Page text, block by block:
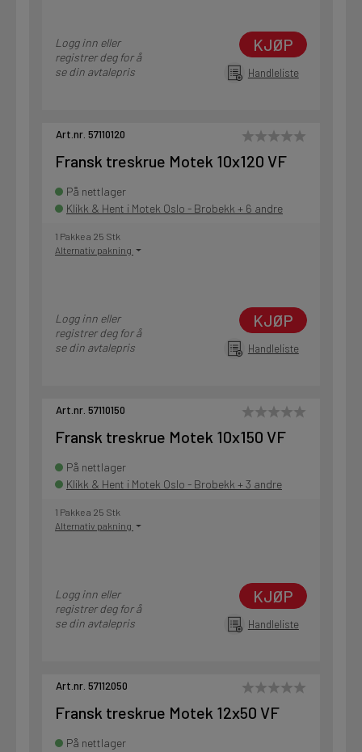
Logg inn eller
registrer deg for å
se din avtalepris
KJØP
Handleliste
Art.nr. 57110120
Fransk treskrue Motek 10x120 VF
På nettlager
Klikk & Hent i Motek Oslo - Brobekk + 6 andre
1 Pakke a 25 Stk
Alternativ pakning
Logg inn eller
registrer deg for å
se din avtalepris
KJØP
Handleliste
Art.nr. 57110150
Fransk treskrue Motek 10x150 VF
På nettlager
Klikk & Hent i Motek Oslo - Brobekk + 3 andre
1 Pakke a 25 Stk
Alternativ pakning
Logg inn eller
registrer deg for å
se din avtalepris
KJØP
Handleliste
Art.nr. 57112050
Fransk treskrue Motek 12x50 VF
På nettlager